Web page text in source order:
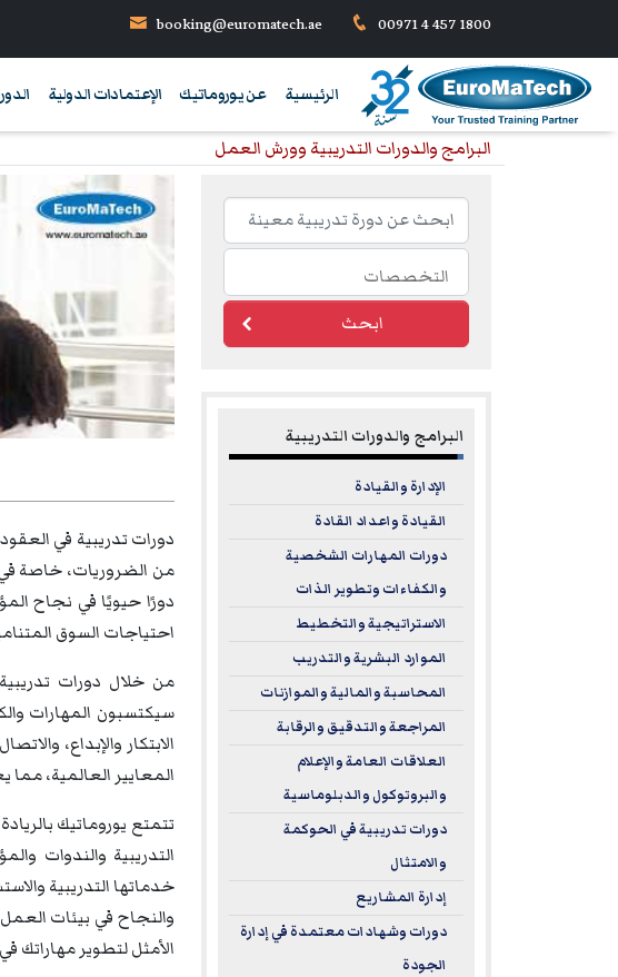
00971 4 457 1800
booking@euromatech.ae
الرئيسية عن يوروماتيك الإعتمادات الدولية
البرامج والدورات التدريبية وورش العمل
دورات تدريبية في
من الضروريات، خاصة في
دورًا حيويًا في نجاح
احتياجات السوق
من خلال دورات
سيكتسبون المهارات
الابتكار والإبداع،
المعايير العالمية،
تتمتع يوروماتيك
خدماتها التدريبية
والنجاح في بيئات
الأمثل لتطوير مهاراتك
ابحث
البرامج والدورات التدريبية
الإدارة والقيادة
القيادة واعداد القادة
دورات المهارات الشخصية
والكفاءات وتطوير الذات
الاستراتيجية والتخطيط
الموارد البشرية والتدريب
المحاسبة والمالية والموازنات
المراجعة والتدقيق والرقابة
العلاقات العامة والإعلام
والبروتوكول والدبلوماسية
دورات تدريبية في الحوكمة
والامتثال
إدارة المشاريع
دورات وشهادات معتمدة في إدارة
الجودة